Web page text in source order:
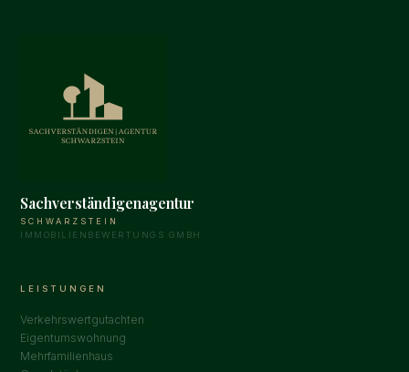
Sachverständigenagentur
SCHWARZSTEIN
IMMOBILIENBEWERTUNGS GMBH
LEISTUNGEN
Verkehrswertgutachten
Eigentumswohnung
Mehrfamilienhaus